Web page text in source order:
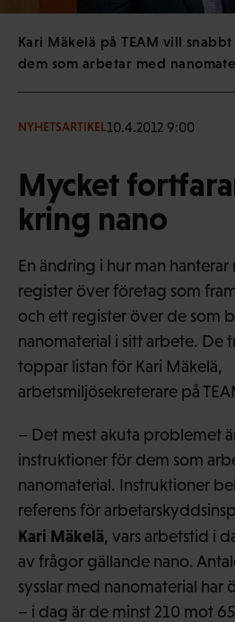
Kari Mäkelä på TEAM vill
dem som arbetar med
NYHETSARTIKEL10.4.2012 9:00
Mycket
kring nano
En ändring i hur man
register över företag som
och ett register över de som
nanomaterial i sitt arbete. De
toppar listan för Kari Mäkelä,
arbetsmiljösekreterare på
– Det mest akuta problemet
instruktioner för dem som
nanomaterial. Instruktioner
referens för
Kari Mäkelä, vars arbetstid i
av frågor gällande nano.
sysslar med nanomaterial har
– i dag är de minst 210 mot